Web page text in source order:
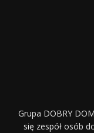
Grupa DOBRY
się zespół osób